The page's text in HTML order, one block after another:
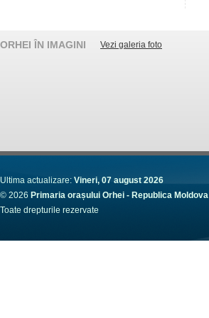
ORHEI ÎN IMAGINI Vezi galeria foto
Ultima actualizare: Vineri, 07 august 2026
© 2026 Primaria orașului Orhei - Republica Moldova
Toate drepturile rezervate